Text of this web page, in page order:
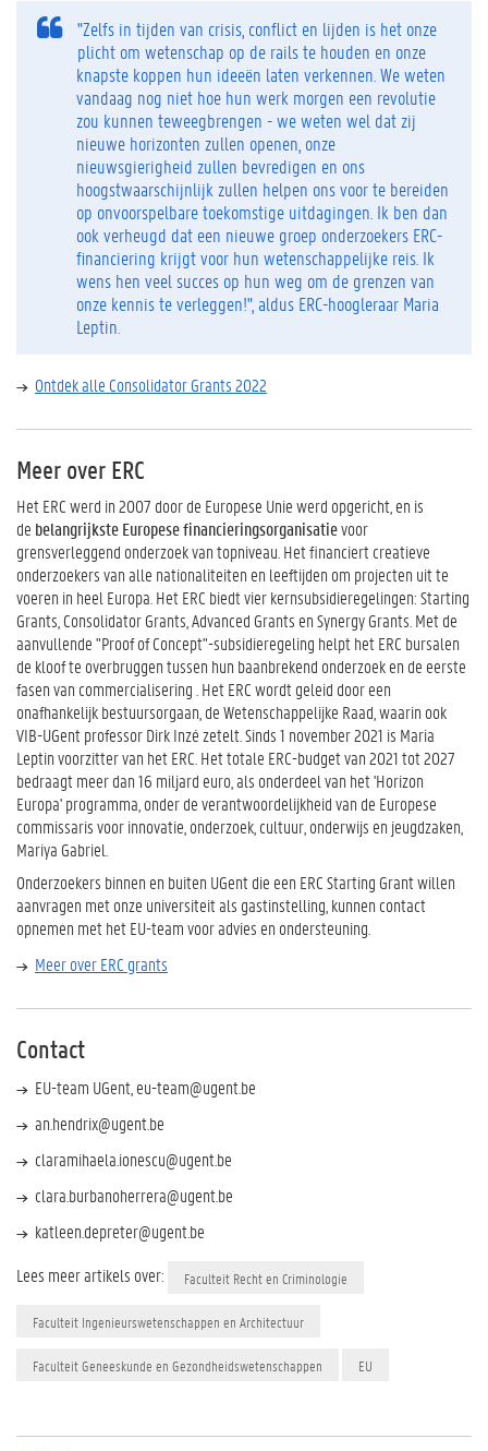
"Zelfs in tijden van crisis, conflict en lijden is het onze
plicht om wetenschap op de rails te houden en onze
knapste koppen hun ideeën laten verkennen. We weten
vandaag nog niet hoe hun werk morgen een revolutie
zou kunnen teweegbrengen - we weten wel dat zij
nieuwe horizonten zullen openen, onze
nieuwsgierigheid zullen bevredigen en ons
hoogstwaarschijnlijk zullen helpen ons voor te bereiden
op onvoorspelbare toekomstige uitdagingen. Ik ben dan
ook verheugd dat een nieuwe groep onderzoekers ERC-
financiering krijgt voor hun wetenschappelijke reis. Ik
wens hen veel succes op hun weg om de grenzen van
onze kennis te verleggen!", aldus ERC-hoogleraar Maria
Leptin.
Ontdek alle Consolidator Grants 2022
Meer over ERC
Het ERC werd in 2007 door de Europese Unie werd opgericht, en is
de belangrijkste Europese financieringsorganisatievoor
grensverleggend onderzoek van topniveau. Het financiert creatieve
onderzoekers van alle nationaliteiten en leeftijden om projecten uit te
voeren in heel Europa. Het ERC biedt vier kernsubsidieregelingen: Starting
Grants, Consolidator Grants, Advanced Grants en Synergy Grants. Met de
aanvullende "Proof of Concept"-subsidieregeling helpt het ERC bursalen
de kloof te overbruggen tussen hun baanbrekend onderzoek en de eerste
fasen van commercialisering . Het ERC wordt geleid door een
onafhankelijk bestuursorgaan, de Wetenschappelijke Raad, waarin ook
VIB-UGent professor Dirk Inzé zetelt. Sinds 1 november 2021 is Maria
Leptin voorzitter van het ERC. Het totale ERC-budget van 2021 tot 2027
bedraagt meer dan 16 miljard euro, als onderdeel van het 'Horizon
Europa' programma, onder de verantwoordelijkheid van de Europese
commissaris voor innovatie, onderzoek, cultuur, onderwijs en jeugdzaken,
Mariya Gabriel.
Onderzoekers binnen en buiten UGent die een ERC Starting Grant willen
aanvragen met onze universiteit als gastinstelling, kunnen contact
opnemen met het EU-team voor advies en ondersteuning.
Meer over ERC grants
Contact
EU-team UGent, eu-team@ugent.be
an.hendrix@ugent.be
claramihaela.ionescu@ugent.be
clara.burbanoherrera@ugent.be
katleen.depreter@ugent.be
Lees meer artikels over:
Faculteit Recht en Criminologie
Faculteit Ingenieurswetenschappen en Architectuur
Faculteit Geneeskunde en Gezondheidswetenschappen EU